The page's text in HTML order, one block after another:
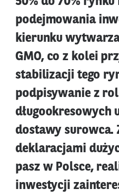
podejmowania
kierunku
GMO, co z kolei
stabilizacji tego
podpisywanie z
długookresowych
dostawy surowca.
deklaracjami
pasz w Polsce,
inwestycji